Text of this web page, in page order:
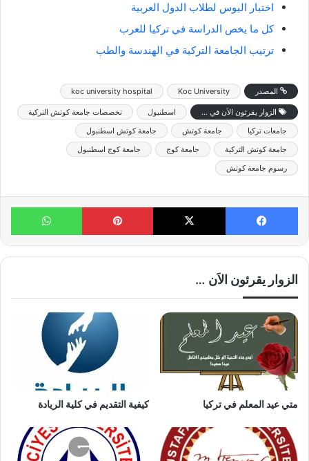
اختبار اليوس لطلاب الدول العربية
كل ما يخص الدراسة في تركيا للعرب
ترتيب الجامعة التركية في الهندسة والطب
المصدر Koc University
koc university hospital
الزوار يقرئون الاَن في ... اسطنبول
تخصصات جامعة كوتش التركية
جامعات تركيا
جامعة كوتش
جامعة كوتش اسطنبول
جامعة كوتش التركية
جامعة كوج
جامعة كوج اسطنبول
رسوم جامعة كوتش
فيسبوك X بينتيريست
الزوار يقرئون الاَن …
متي عيد المعلم في تركيا كيفية التقديم في كلية الريادة